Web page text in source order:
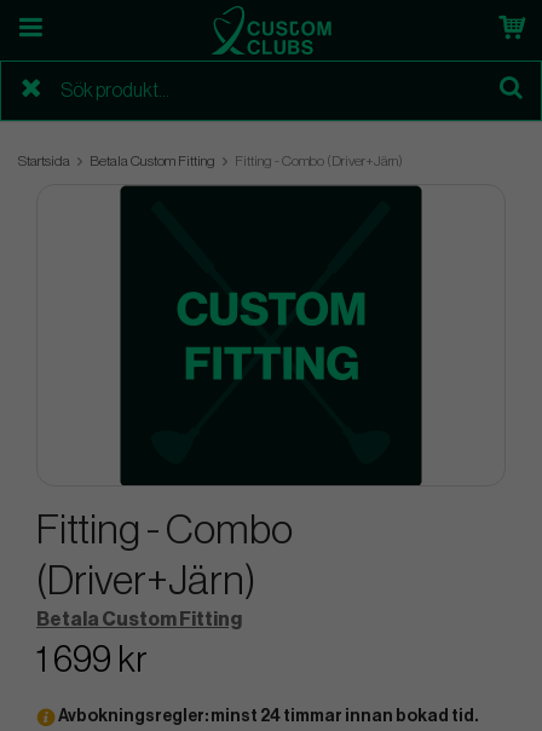
Startsida Betala Custom Fitting Fitting - Combo (Driver+Järn)
Fitting - Combo
(Driver+Järn)
Betala Custom Fitting
1 699 kr
Avbokningsregler: minst 24 timmar innan bokad tid.